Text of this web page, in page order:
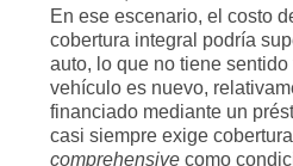
En ese escenario, el costo
cobertura integral podría
auto, lo que no tiene sentido
vehículo es nuevo,
financiado mediante un
casi siempre exige
comprehensive como